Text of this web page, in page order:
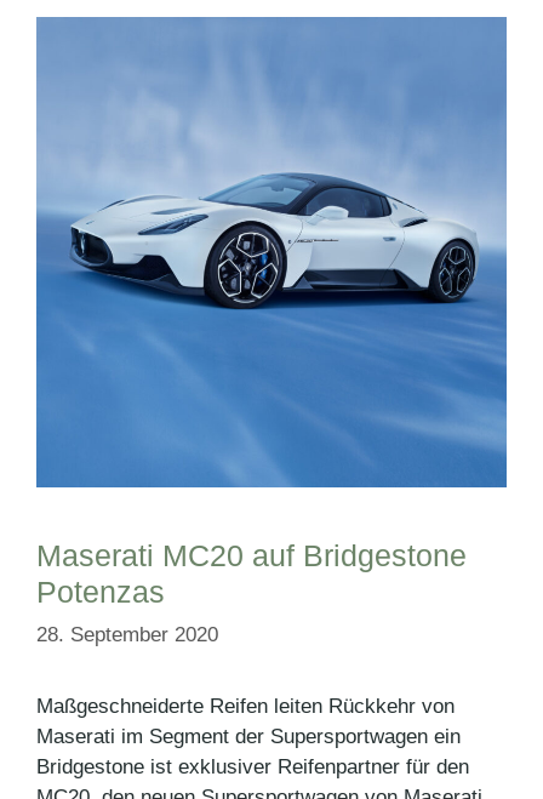
Maserati MC20 auf Bridgestone
Potenzas
28. September 2020
Maßgeschneiderte Reifen leiten Rückkehr von
Maserati im Segment der Supersportwagen ein
Bridgestone ist exklusiver Reifenpartner für den